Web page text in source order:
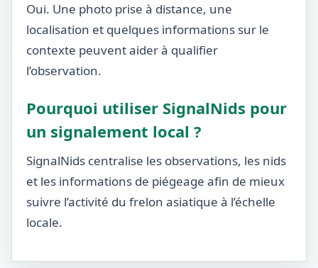
Oui. Une photo prise à distance, une
localisation et quelques informations sur le
contexte peuvent aider à qualifier
l’observation.
Pourquoi utiliser SignalNids pour
un signalement local ?
SignalNids centralise les observations, les nids
et les informations de piégeage afin de mieux
suivre l’activité du frelon asiatique à l’échelle
locale.